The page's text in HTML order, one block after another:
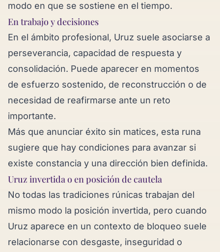
modo en que se sostiene en el tiempo.
En trabajo y decisiones
En el ámbito profesional, Uruz suele asociarse a
perseverancia, capacidad de respuesta y
consolidación. Puede aparecer en momentos
de esfuerzo sostenido, de reconstrucción o de
necesidad de reafirmarse ante un reto
importante.
Más que anunciar éxito sin matices, esta runa
sugiere que hay condiciones para avanzar si
existe constancia y una dirección bien definida.
Uruz invertida o en posición de cautela
No todas las tradiciones rúnicas trabajan del
mismo modo la posición invertida, pero cuando
Uruz aparece en un contexto de bloqueo suele
relacionarse con desgaste, inseguridad o